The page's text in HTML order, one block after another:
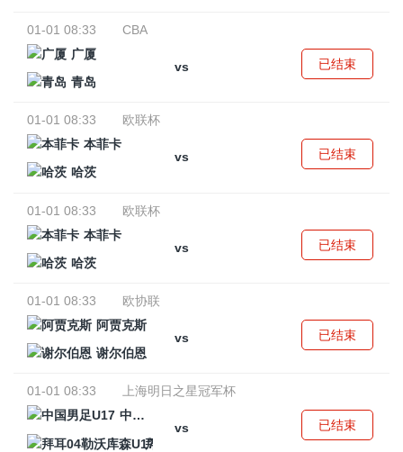
01-01 08:33
CBA
广厦
vs
青岛
已结束
01-01 08:33
欧联杯
本菲卡
vs
哈茨
已结束
01-01 08:33
欧联杯
本菲卡
vs
哈茨
已结束
01-01 08:33
欧协联
阿贾克斯
vs
谢尔伯恩
已结束
01-01 08:33
上海明日之星冠军杯
中国男足U17
vs
拜耳04勒沃库森U17
已结束